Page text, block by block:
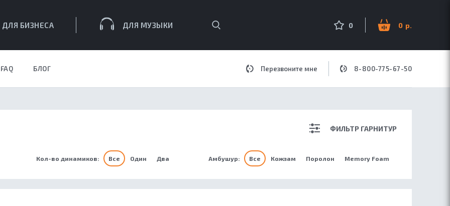
ДЛЯ БИЗНЕСА ДЛЯ МУЗЫКИ 0 0
FAQ БЛОГ Перезвоните мне 8-800-775-67-50
Кол-во динамиков: Все Один Два Амбушур: Все Кожзам Поролон Memory Foam
ФИЛЬТР ГАРНИТУР